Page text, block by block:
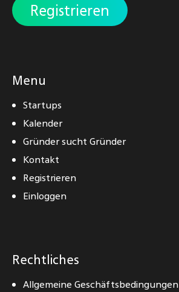
Registrieren
Menu
Startups
Kalender
Gründer sucht Gründer
Kontakt
Registrieren
Einloggen
Rechtliches
Allgemeine Geschäftsbedingungen